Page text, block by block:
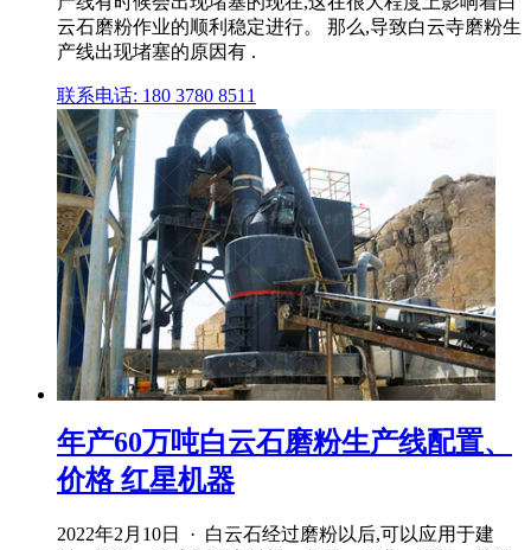
云石磨粉作业的顺利稳定进行。 那么,导致白云寺磨粉生
产线出现堵塞的原因有 .
联系电话: 180 3780 8511
年产60万吨白云石磨粉生产线配置、
价格 红星机器
2022年2月10日 · 白云石经过磨粉以后,可以应用于建